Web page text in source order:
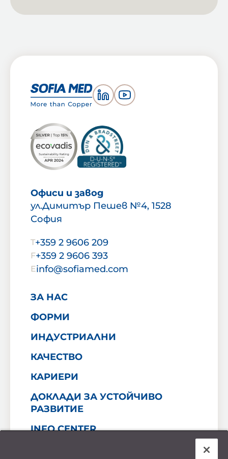
Офиси и завод
ул.Димитър Пешев №4, 1528
София
T+359 2 9606 209
F+359 2 9606 393
Einfo@sofiamed.com
ЗА НАС
ФОРМИ
ИНДУСТРИАЛНИ
КАЧЕСТВО
КАРИЕРИ
ДОКЛАДИ ЗА УСТОЙЧИВО
РАЗВИТИЕ
INFO CENTER